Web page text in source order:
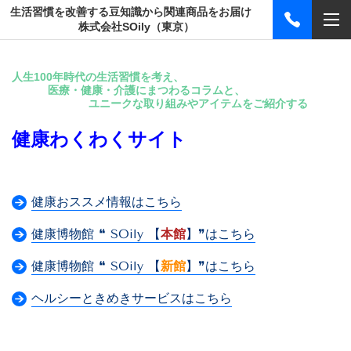
生活習慣を改善する豆知識から関連商品をお届け
株式会社SOily（東京）
人生100年時代の生活習慣を考え、
医療・健康・介護にまつわるコラムと、
ユニークな取り組みやアイテムをご紹介する
健康わくわくサイト
健康おススメ情報はこちら
健康博物館 ❝ SOily 【本館】❞はこちら
健康博物館 ❝ SOily 【新館】❞はこちら
ヘルシーときめきサービスはこちら